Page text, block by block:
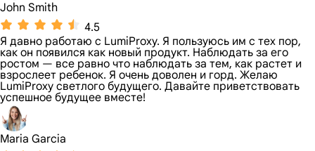
John Smith
4.5
Я давно работаю с LumiProxy. Я пользуюсь им с тех пор,
как он появился как новый продукт. Наблюдать за его
ростом — все равно что наблюдать за тем, как растет и
взрослеет ребенок. Я очень доволен и горд. Желаю
LumiProxy светлого будущего. Давайте приветствовать
успешное будущее вместе!
Maria Garcia